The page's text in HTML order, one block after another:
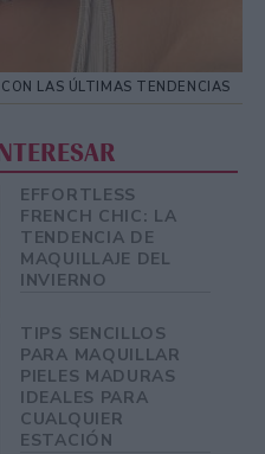
LAS ÚLTIMAS TENDENCIAS
EFFORTLESS
FRENCH CHIC: LA
TENDENCIA DE
MAQUILLAJE DEL
INVIERNO
TIPS SENCILLOS
PARA MAQUILLAR
PIELES MADURAS
IDEALES PARA
CUALQUIER
ESTACIÓN